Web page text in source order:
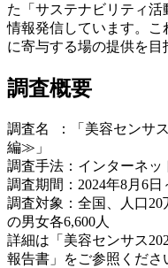
た「サステナビリティ
情報発信しています。
に寄与する場の提供を目
調査概要
調査名 ：「美容センサ
編≫」
調査手法：インターネッ
調査期間：2024年8月6日
調査対象：全国、人口
の男女各6,600人
詳細は「美容センサス
報告書」をご参照くださ